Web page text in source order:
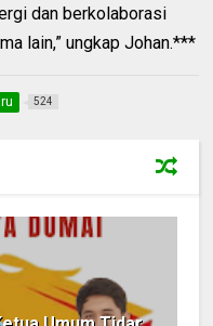
dan berkolaborasi
lain,” ungkap Johan.***
524